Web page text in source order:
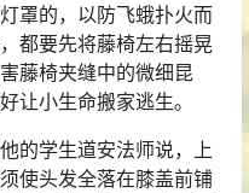
罩的，以防飞蛾扑火而
都要先将藤椅左右摇晃
藤椅夹缝中的微细昆
让小生命搬家逃生。
的学生道安法师说，上
使头发全落在膝盖前铺